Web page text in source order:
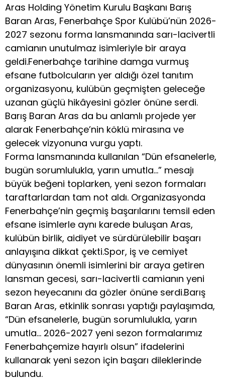
Aras Holding Yönetim Kurulu Başkanı Barış
Baran Aras, Fenerbahçe Spor Kulübü’nün 2026-
2027 sezonu forma lansmanında sarı-lacivertli
camianın unutulmaz isimleriyle bir araya
geldi.Fenerbahçe tarihine damga vurmuş
efsane futbolcuların yer aldığı özel tanıtım
organizasyonu, kulübün geçmişten geleceğe
uzanan güçlü hikâyesini gözler önüne serdi.
Barış Baran Aras da bu anlamlı projede yer
alarak Fenerbahçe’nin köklü mirasına ve
gelecek vizyonuna vurgu yaptı.
Forma lansmanında kullanılan “Dün efsanelerle,
bugün sorumlulukla, yarın umutla…” mesajı
büyük beğeni toplarken, yeni sezon formaları
taraftarlardan tam not aldı. Organizasyonda
Fenerbahçe’nin geçmiş başarılarını temsil eden
efsane isimlerle aynı karede buluşan Aras,
kulübün birlik, aidiyet ve sürdürülebilir başarı
anlayışına dikkat çekti.Spor, iş ve cemiyet
dünyasının önemli isimlerini bir araya getiren
lansman gecesi, sarı-lacivertli camianın yeni
sezon heyecanını da gözler önüne serdi.Barış
Baran Aras, etkinlik sonrası yaptığı paylaşımda,
“Dün efsanelerle, bugün sorumlulukla, yarın
umutla… 2026-2027 yeni sezon formalarımız
Fenerbahçemize hayırlı olsun” ifadelerini
kullanarak yeni sezon için başarı dileklerinde
bulundu.